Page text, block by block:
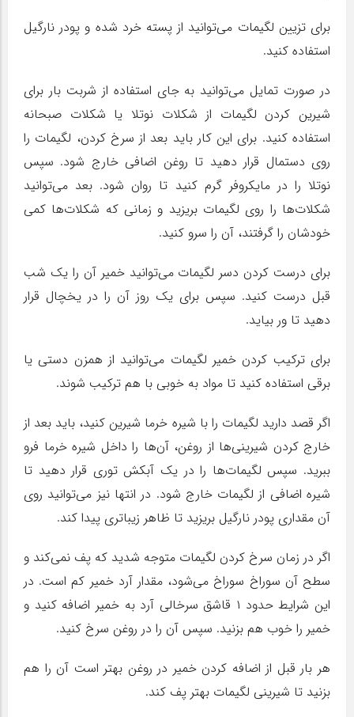
برای تزیین لگیمات می‌توانید از پسته خرد شده و پودر نارگیل
استفاده کنید.
در صورت تمایل می‌توانید به جای استفاده از شربت بار برای
شیرین کردن لگیمات از شکلات نوتلا یا شکلات صبحانه
استفاده کنید. برای این کار باید بعد از سرخ کردن، لگیمات را
روی دستمال قرار دهید تا روغن اضافی خارج شود. سپس
نوتلا را در مایکروفر گرم کنید تا روان شود. بعد می‌توانید
شکلات‌ها را روی لگیمات بریزید و زمانی که شکلات‌ها کمی
خودشان را گرفتند، آن را سرو کنید.
برای درست کردن دسر لگیمات می‌توانید خمیر آن را یک شب
قبل درست کنید. سپس برای یک روز آن را در یخچال قرار
دهید تا ور بیاید.
برای ترکیب کردن خمیر لگیمات می‌توانید از همزن دستی یا
برقی استفاده کنید تا مواد به خوبی با هم ترکیب شوند.
اگر قصد دارید لگیمات را با شیره خرما شیرین کنید، باید بعد از
خارج کردن شیرینی‌ها از روغن، آن‌ها را داخل شیره خرما فرو
ببرید. سپس لگیمات‌ها را در یک آبکش توری قرار دهید تا
شیره اضافی از لگیمات خارج شود. در انتها نیز می‌توانید روی
آن مقداری پودر نارگیل بریزید تا ظاهر زیباتری پیدا کند.
اگر در زمان سرخ کردن لگیمات متوجه شدید که پف نمی‌کند و
سطح آن سوراخ سوراخ می‌شود، مقدار آرد خمیر کم است. در
این شرایط حدود ۱ قاشق سرخالی آرد به خمیر اضافه کنید و
خمیر را خوب هم بزنید. سپس آن را در روغن سرخ کنید.
هر بار قبل از اضافه کردن خمیر در روغن بهتر است آن را هم
بزنید تا شیرینی لگیمات بهتر پف کند.